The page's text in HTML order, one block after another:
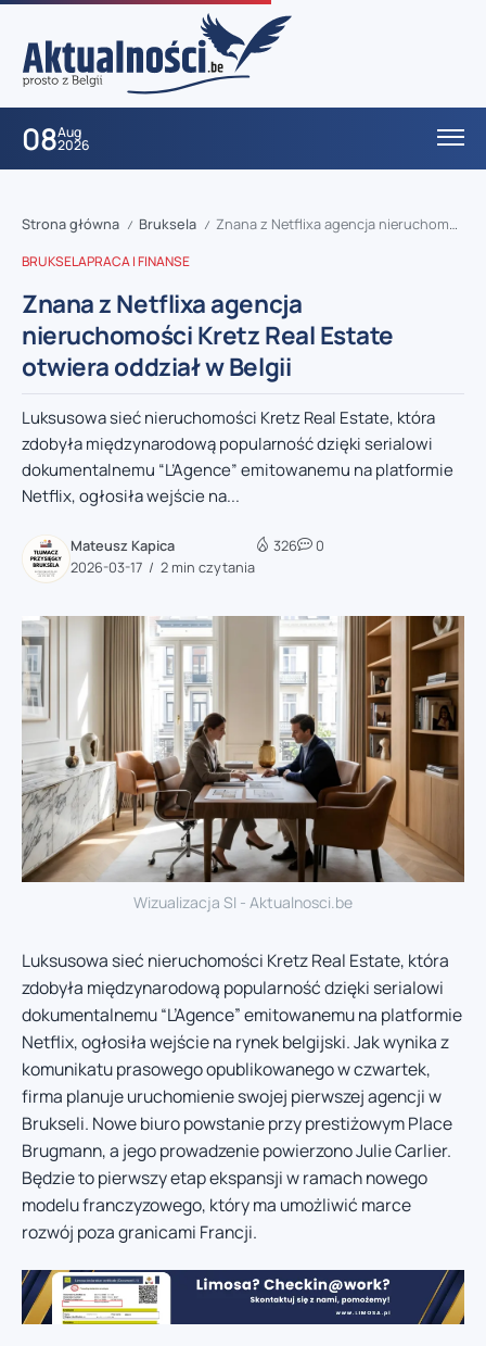
08Aug
2026
Strona główna / Bruksela / Znana z Netflixa agencja nieruchomości Kretz Real Estate otwiera oddział w Belgii
BRUKSELAPRACA I FINANSE
Znana z Netflixa agencja
nieruchomości Kretz Real Estate
otwiera oddział w Belgii
Luksusowa sieć nieruchomości Kretz Real Estate, która
zdobyła międzynarodową popularność dzięki serialowi
dokumentalnemu “L’Agence” emitowanemu na platformie
Netflix, ogłosiła wejście na...
Mateusz Kapica
2026-03-17
2 min czytania
326 0
Wizualizacja SI - Aktualnosci.be
Luksusowa sieć nieruchomości Kretz Real Estate, która
zdobyła międzynarodową popularność dzięki serialowi
dokumentalnemu “L’Agence” emitowanemu na platformie
Netflix, ogłosiła wejście na rynek belgijski. Jak wynika z
komunikatu prasowego opublikowanego w czwartek,
firma planuje uruchomienie swojej pierwszej agencji w
Brukseli. Nowe biuro powstanie przy prestiżowym Place
Brugmann, a jego prowadzenie powierzono Julie Carlier.
Będzie to pierwszy etap ekspansji w ramach nowego
modelu franczyzowego, który ma umożliwić marce
rozwój poza granicami Francji.